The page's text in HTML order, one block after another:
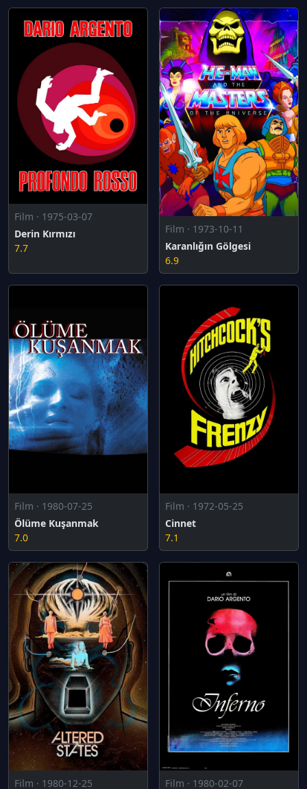
Film · 1975-03-07
Derin Kırmızı
7.7
Film · 1973-10-11
Karanlığın Gölgesi
6.9
Film · 1980-07-25
Ölüme Kuşanmak
7.0
Film · 1972-05-25
Cinnet
7.1
Film · 1980-12-25 Film · 1980-02-07